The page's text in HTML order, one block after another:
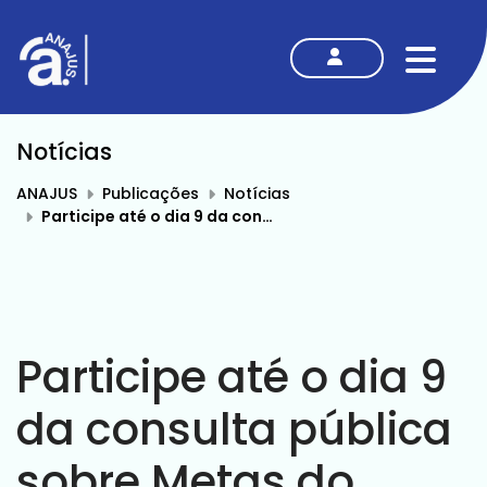
MENU
Notícias
ANAJUS Publicações
Notícias
Participe até o dia 9 da consulta pública sobre Metas do Judiciário para 2024
Participe até o dia 9
da consulta pública